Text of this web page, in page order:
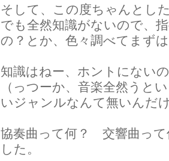
そして、この度ちゃんとし
でも全然知識がないので、
の？とか、色々調べてまず
知識はねー、ホントにない
（っつーか、音楽全然うと
いジャンルなんて無いんだ
協奏曲って何？ 交響曲っ
した。